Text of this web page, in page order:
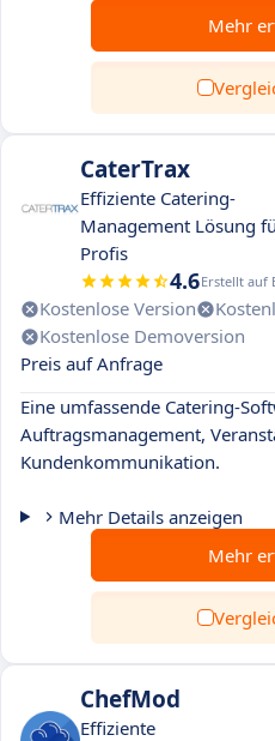
Mehr
CaterTrax
Effiziente Catering-
Management Lösung
Profis
4.6Erstellt auf
Kostenlose Version
Kostenlose Demoversion
Preis auf Anfrage
Eine umfassende Catering-
Auftragsmanagement,
Kundenkommunikation.
Mehr Details anzeigen
Mehr
ChefMod
Effiziente